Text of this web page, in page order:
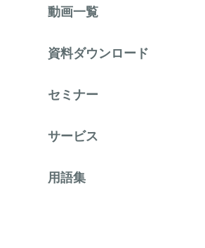
動画一覧
資料ダウンロード
セミナー
サービス
用語集